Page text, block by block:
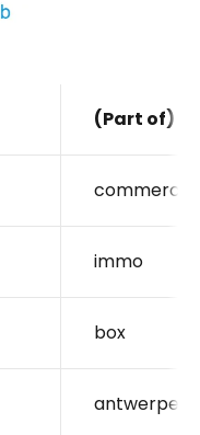
(Part of)
commerces
immo
box
antwerpen